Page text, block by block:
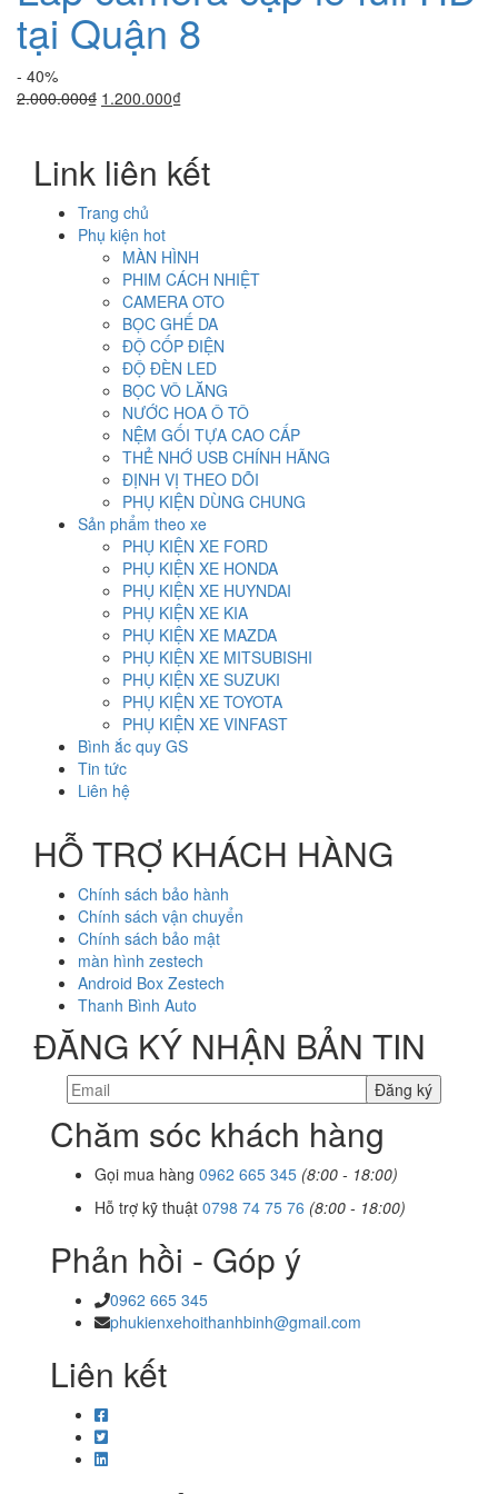
tại Quận 8
- 40%
2.000.000₫ Giá
2.000.000₫.
1.200.000₫Giá
là:
1.200.000₫.
Link liên kết
Trang chủ
Phụ kiện hot
MÀN HÌNH
PHIM CÁCH NHIỆT
CAMERA OTO
BỌC GHẾ DA
ĐỘ CỐP ĐIỆN
ĐỘ ĐÈN LED
BỌC VÔ LĂNG
NƯỚC HOA Ô TÔ
NỆM GỐI TỰA CAO CẤP
THẺ NHỚ USB CHÍNH HÃNG
ĐỊNH VỊ THEO DÕI
PHỤ KIỆN DÙNG CHUNG
Sản phẩm theo xe
PHỤ KIỆN XE FORD
PHỤ KIỆN XE HONDA
PHỤ KIỆN XE HUYNDAI
PHỤ KIỆN XE KIA
PHỤ KIỆN XE MAZDA
PHỤ KIỆN XE MITSUBISHI
PHỤ KIỆN XE SUZUKI
PHỤ KIỆN XE TOYOTA
PHỤ KIỆN XE VINFAST
Bình ắc quy GS
Tin tức
Liên hệ
HỖ TRỢ KHÁCH HÀNG
Chính sách bảo hành
Chính sách vận chuyển
Chính sách bảo mật
màn hình zestech
Android Box Zestech
Thanh Bình Auto
ĐĂNG KÝ NHẬN BẢN TIN
Chăm sóc khách hàng
Gọi mua hàng 0962 665 345 (8:00 - 18:00)
Hỗ trợ kỹ thuật 0798 74 75 76 (8:00 - 18:00)
Phản hồi - Góp ý
0962 665 345
phukienxehoithanhbinh@gmail.com
Liên kết